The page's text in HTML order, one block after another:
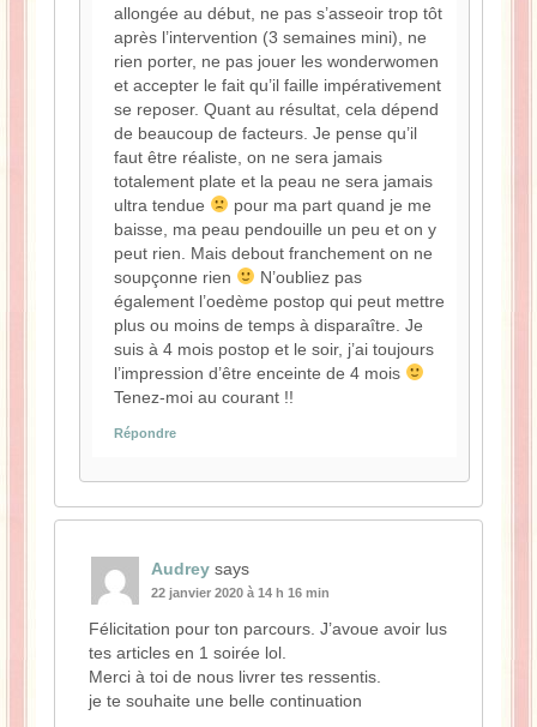
allongée au début, ne pas s’asseoir trop tôt
après l’intervention (3 semaines mini), ne
rien porter, ne pas jouer les wonderwomen
et accepter le fait qu’il faille impérativement
se reposer. Quant au résultat, cela dépend
de beaucoup de facteurs. Je pense qu’il
faut être réaliste, on ne sera jamais
totalement plate et la peau ne sera jamais
ultra tendue
pour ma part quand je me
baisse, ma peau pendouille un peu et on y
peut rien. Mais debout franchement on ne
soupçonne rien
N’oubliez pas
également l’oedème postop qui peut mettre
plus ou moins de temps à disparaître. Je
suis à 4 mois postop et le soir, j’ai toujours
l’impression d’être enceinte de 4 mois
Tenez-moi au courant !!
Répondre
Audrey says
22 janvier 2020 à 14 h 16 min
Félicitation pour ton parcours. J’avoue avoir lus
tes articles en 1 soirée lol.
Merci à toi de nous livrer tes ressentis.
je te souhaite une belle continuation